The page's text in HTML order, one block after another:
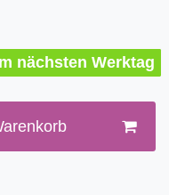
nächsten Werktag